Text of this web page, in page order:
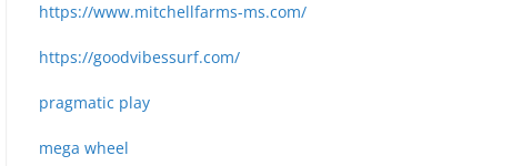
https://www.mitchellfarms-ms.com/
https://goodvibessurf.com/
pragmatic play
mega wheel